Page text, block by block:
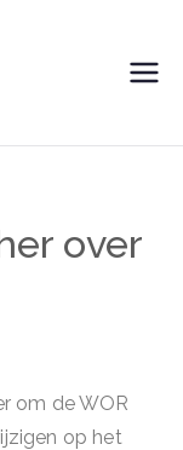
over
om de WOR
op het